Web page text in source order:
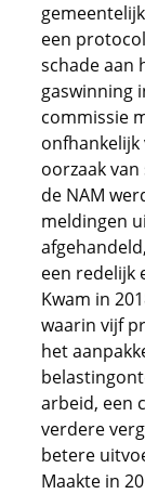
een
schade aan
gaswinning
commissie
onfhankelijk
oorzaak
de NAM
meldingen
een redelijk
Kwam in
waarin vijf
het
arbeid, een
verdere
betere
Maakte in